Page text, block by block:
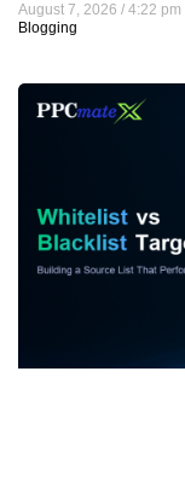
August 7, 2026
4:22 pm
Blogging